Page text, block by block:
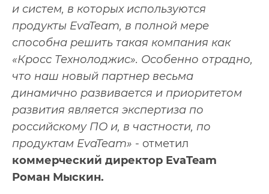
и систем, в которых используются
продукты EvaTeam, в полной мере
способна решить такая компания как
«Кросс Технолоджис». Особенно отрадно,
что наш новый партнер весьма
динамично развивается и приоритетом
развития является экспертиза по
российскому ПО и, в частности, по
продуктам EvaTeam» - отметил
коммерческий директор EvaTeam
Роман Мыскин.